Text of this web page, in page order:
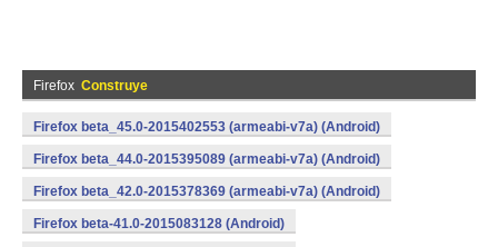
Firefox Construye
Firefox beta_45.0-2015402553 (armeabi-v7a) (Android)
Firefox beta_44.0-2015395089 (armeabi-v7a) (Android)
Firefox beta_42.0-2015378369 (armeabi-v7a) (Android)
Firefox beta-41.0-2015083128 (Android)